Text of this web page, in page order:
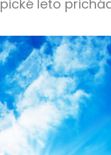
leto